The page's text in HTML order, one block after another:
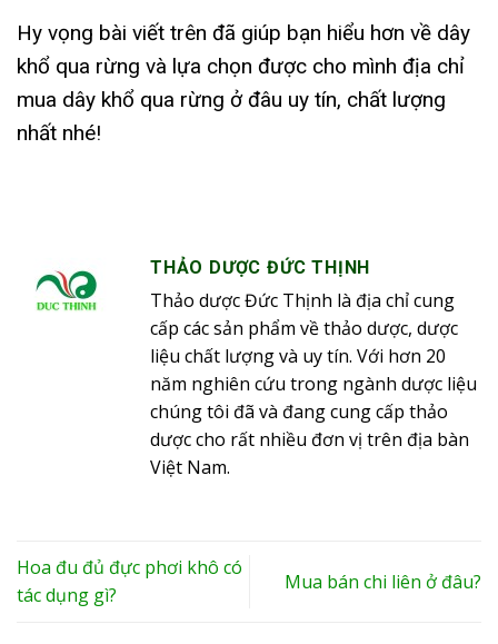
Hy vọng bài viết trên đã giúp bạn hiểu hơn về dây
khổ qua rừng và lựa chọn được cho mình địa chỉ
mua dây khổ qua rừng ở đâu uy tín, chất lượng
nhất nhé!
THẢO DƯỢC ĐỨC THỊNH
Thảo dược Đức Thịnh là địa chỉ cung
cấp các sản phẩm về thảo dược, dược
liệu chất lượng và uy tín. Với hơn 20
năm nghiên cứu trong ngành dược liệu
chúng tôi đã và đang cung cấp thảo
dược cho rất nhiều đơn vị trên địa bàn
Việt Nam.
Hoa đu đủ đực phơi khô có
tác dụng gì?
Mua bán chi liên ở đâu?